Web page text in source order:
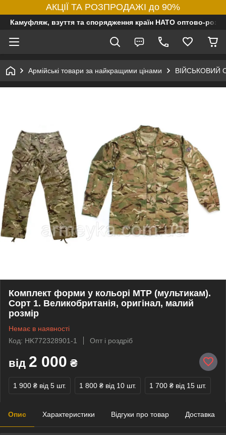
АКЦІЇ ТА РОЗПРОДАЖІ до 90%
Камуфляж, взуття та спорядження країн НАТО оптово-
Армійські товари за найкращими цінами ВІЙСЬКОВИЙ
Комплект форми у кольорі MTP (мультикам).
Сорт 1. Великобританія, оригінал, малий
розмір
Немає в наявності
Код: HK772328901-1
Опт і роздріб
від 2 000 ₴
1 900 ₴ від 5 шт. 1 800 ₴ від 10 шт. 1 700 ₴ від 15 шт.
Опис Характеристики Відгуки про товар Доставка